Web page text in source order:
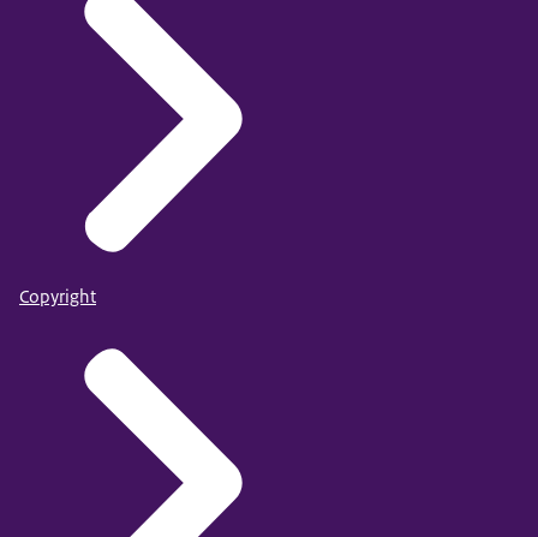
Copyright